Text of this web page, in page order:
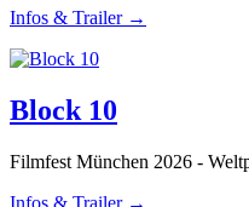
Infos & Trailer →
Block 10
Filmfest München 2026 -
Infos & Trailer →